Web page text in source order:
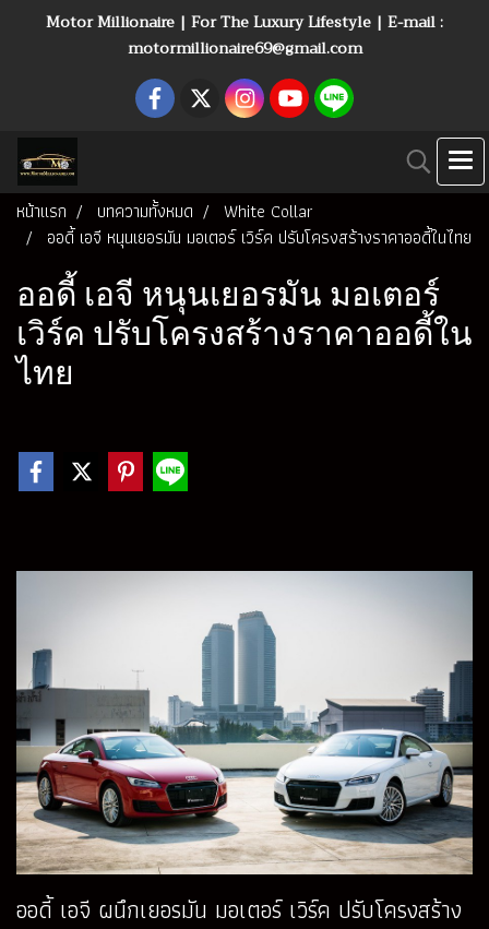
Motor Millionaire | For The Luxury Lifestyle | E-mail :
motormillionaire69@gmail.com
หน้าแรก บทความทั้งหมด
White Collar
ออดี้ เอจี หนุนเยอรมัน มอเตอร์ เวิร์ค ปรับโครงสร้างราคาออดี้ในไทย
ออดี้ เอจี หนุนเยอรมัน มอเตอร์
เวิร์ค ปรับโครงสร้างราคาออดี้ใน
ไทย
ออดี้ เอจี ผนึกเยอรมัน มอเตอร์ เวิร์ค ปรับโครงสร้าง